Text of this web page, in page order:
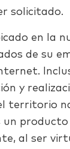
solicitado.
en la
de su
y
territorio
un
al ser